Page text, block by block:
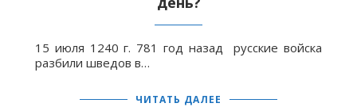
15 июля 1240 г. 781 год назад русские войска
разбили шведов в…
ЧИТАТЬ ДАЛЕЕ